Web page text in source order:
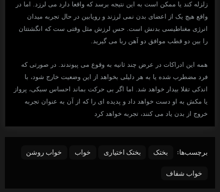
زلزله کند یا ممکن است به این نتیجه برسد که واقعا دارد می لرزد. اما در
واقع هیچ یک از اعضای بدن نمی لرزند و رویابین در حال تجربه میدان
انرژی مغناطیسی بدنش است. حس لرزش مثل وقتی ست که انگشتتان
را بین دو قطب موافق دو آهن ربا می گیرید.
همه این ادراکات در عرض چند ثانیه به وقوع می پیوندند. در صورتی که
فرد مضطرب شده یا به هر دلیلی بخواهد از این وضعیت خارج شود، با
اندکی تقلا بیدار خواهد شد. اما اگر بی حرکت بماند احساس سبکی، پرواز
یا مکش به او دست خواهد داد و پدیده ای را که از آن به عنوان تجربه
خروج از بدن یاد می کنند، تجربه خواهد کرد
برچسب‌ها: بختک بختک اختیاری خواب خواب روشن
خواب شفاف